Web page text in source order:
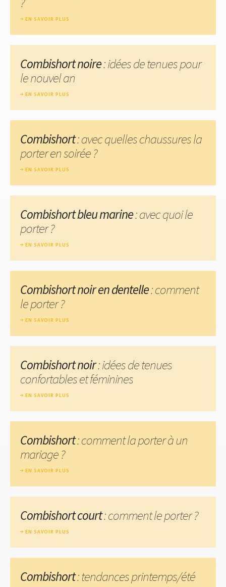
EN SAVOIR PLUS
Combishort noire: idées de tenues pour
le nouvel an
EN SAVOIR PLUS
Combishort: avec quelles chaussures la
porter en soirée ?
EN SAVOIR PLUS
Combishort bleu marine: avec quoi le
porter ?
EN SAVOIR PLUS
Combishort noir en dentelle: comment
le porter ?
EN SAVOIR PLUS
Combishort noir: idées de tenues
confortables et féminines
EN SAVOIR PLUS
Combishort: comment la porter à un
mariage ?
EN SAVOIR PLUS
Combishort court: comment le porter ?
EN SAVOIR PLUS
Combishort: tendances printemps/été